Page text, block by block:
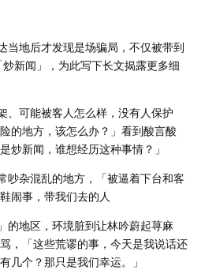
当地后才发现是场骗局，不仅被带到
新闻」，为此写下长文揭露更多细
、可能被客人怎么样，没有人保护
的地方，该怎么办？」看到酸言酸
炒新闻，谁想经历这种事情？」
吵杂混乱的地方，「被逼着下台和客
闹事，带我们去的人
的地区，环境脏到让林吟蔚起荨麻
，「这些荒谬的事，今天是我说话还
几个？那只是我们幸运。」